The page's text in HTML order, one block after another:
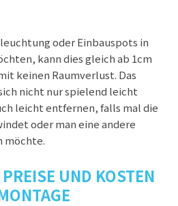
oder Einbauspots in
kann dies gleich ab 1cm
keinen Raumverlust. Das
nicht nur spielend leicht
leicht entfernen, falls mal die
oder man eine andere
möchte.
UND KOSTEN